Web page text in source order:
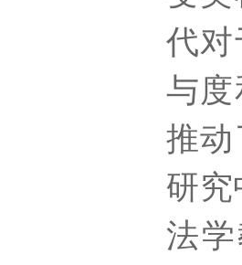
代
与
推
研究
法